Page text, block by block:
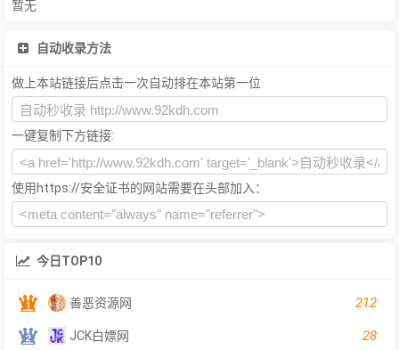
暂无
自动收录方法
做上本站链接后点击一次自动排在本站第一位
一键复制下方链接:
使用https://安全证书的网站需要在头部加入：
今日TOP10
善恶资源网 212
JCK白嫖网 28